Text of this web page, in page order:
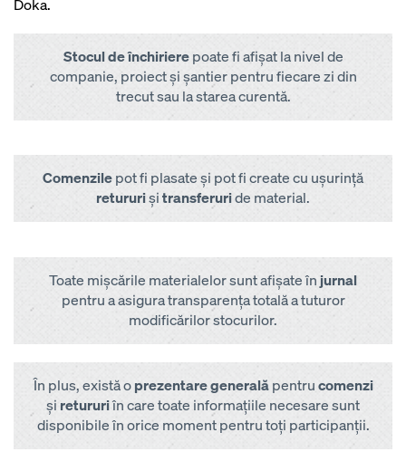
Doka.
Stocul de închirierepoate fi afișat la nivel de
companie, proiect și șantier pentru fiecare zi din
trecut sau la starea curentă.
Comenzilepot fi plasate și pot fi create cu ușurință
retururișitransferuride material.
Toate mișcările materialelor sunt afișate înjurnal
pentru a asigura transparența totală a tuturor
modificărilor stocurilor.
În plus, există oprezentare generalăpentrucomenzi
și retururiîn care toate informațiile necesare sunt
disponibile în orice moment pentru toți participanții.